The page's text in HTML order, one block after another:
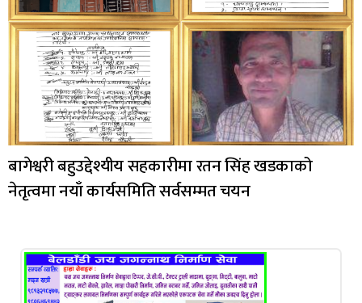
बागेश्वरी बहुउद्देश्यीय सहकारीमा रतन सिंह खडकाको
नेतृत्वमा नयाँ कार्यसमिति सर्वसम्मत चयन